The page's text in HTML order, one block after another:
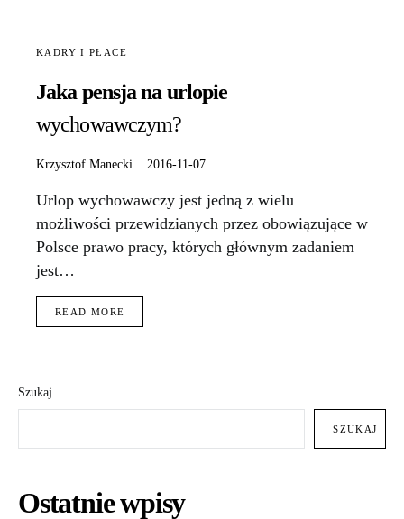
KADRY I PŁACE
Jaka pensja na urlopie
wychowawczym?
Krzysztof Manecki 2016-11-07
Urlop wychowawczy jest jedną z wielu
możliwości przewidzianych przez obowiązujące w
Polsce prawo pracy, których głównym zadaniem
jest…
READ MORE
Szukaj
SZUKAJ
Ostatnie wpisy